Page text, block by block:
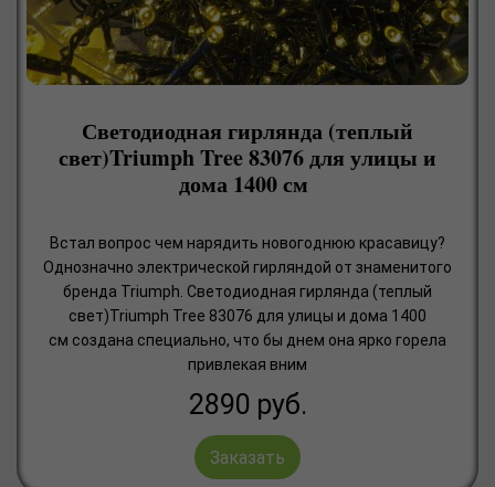
Светодиодная гирлянда (теплый
свет)Triumph Tree 83076 для улицы и
дома 1400 см
Встал вопрос чем нарядить новогоднюю красавицу?
Однозначно электрической гирляндой от знаменитого
бренда Triumph. Светодиодная гирлянда (теплый
свет)Triumph Tree 83076 для улицы и дома 1400
см создана специально, что бы днем она ярко горела
привлекая вним
2890 руб.
Заказать